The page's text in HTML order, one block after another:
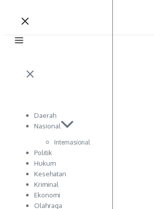
Daerah
Nasional
Internasional
Politik
Hukum
Kesehatan
Kriminal
Ekonomi
Olahraga